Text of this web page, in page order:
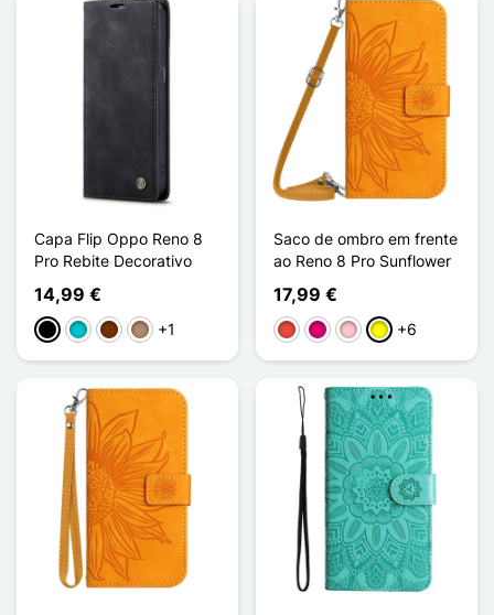
Capa Flip Oppo Reno 8
Pro Rebite Decorativo
14,99 €
PretoTurquesa
CaféTaupe
+1
Saco de ombro em frente
ao Reno 8 Pro Sunflower
17,99 €
Vermelho
Magenta
RosaAmarelo
+6